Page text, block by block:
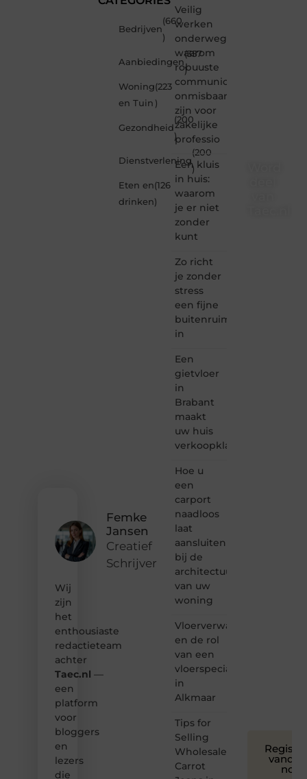
Femke
Jansen
Creatief
Schrijver
Wij
zijn
het
enthousiaste
redactieteam
achter
Taec.nl —
een
platform
voor
bloggers
en
lezers
die
Bedrijven
(660
)
Aanbiedingen
(357
)
Woning
en Tuin
(223
)
Gezondheid
(200
)
Dienstverlening
(200
)
Eten en
drinken
(126
)
Veilig
werken
onderweg:
waarom
robuuste
communicatiemiddelen
onmisbaar
zijn voor
zakelijke
professio
Een kluis
in huis:
waarom
je er niet
zonder
kunt
Zo richt
je zonder
stress
een fijne
buitenruimte
in
Een
gietvloer
in
Brabant
maakt
uw huis
verkoopklaar
Hoe u
een
carport
naadloos
laat
aansluiten
bij de
architectuur
van uw
woning
Vloerverwarming
en de rol
van een
vloerspecialist
in
Alkmaar
Tips for
Selling
Wholesale
Carrot
nog